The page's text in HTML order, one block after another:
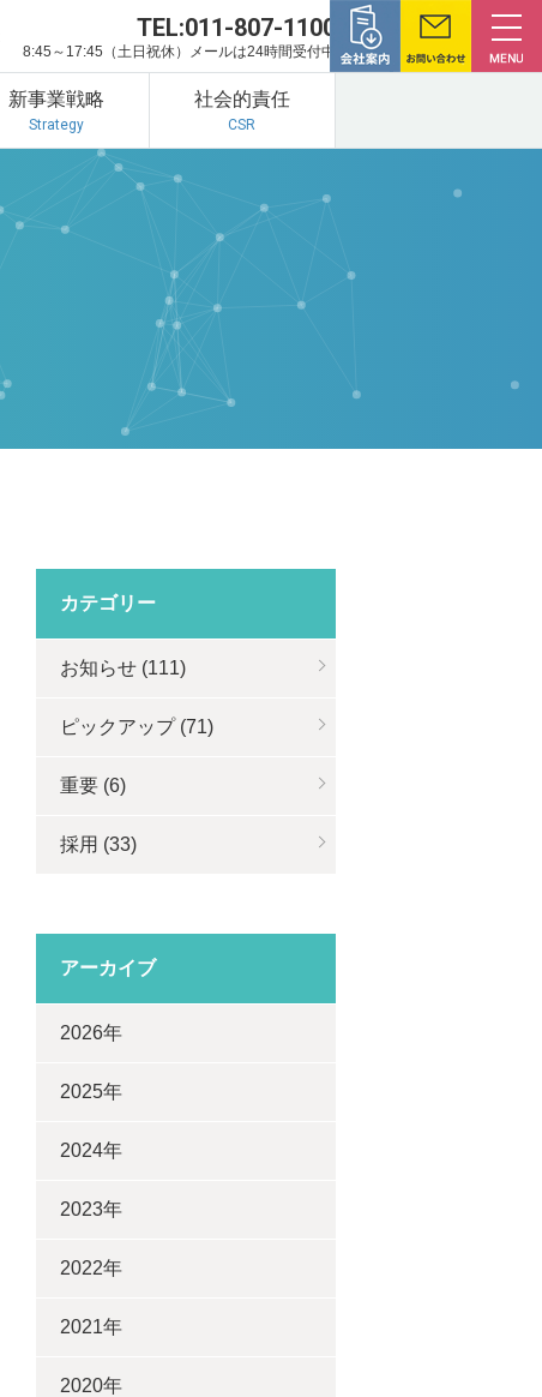
TEL:011-807-1100
8:45～17:45（土日祝休）メールは24時間受付中
新事業戦略
Strategy
社会的責任
CSR
カテゴリー
お知らせ (111)
ピックアップ (71)
重要 (6)
採用 (33)
アーカイブ
2026年
2025年
2024年
2023年
2022年
2021年
2020年